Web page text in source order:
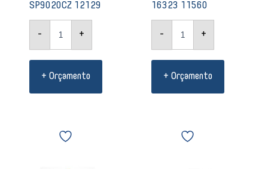
SP9020CZ 12129
- +
+ Orçamento
16323 11560
- +
+ Orçamento
para
com